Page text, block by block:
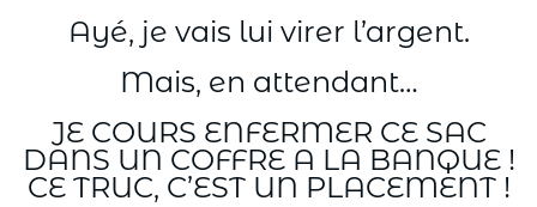
Ayé, je vais lui virer l’argent.
Mais, en attendant…
JE COURS ENFERMER CE SAC
DANS UN COFFRE A LA BANQUE !
CE TRUC, C’EST UN PLACEMENT !